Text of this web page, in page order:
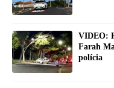
VIDEO:
Farah
polícia